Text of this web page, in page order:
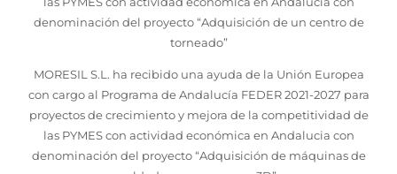
denominación del proyecto “Adquisición de un centro de
torneado”
MORESIL S.L. ha recibido una ayuda de la Unión Europea
con cargo al Programa de Andalucía FEDER 2021-2027 para
proyectos de crecimiento y mejora de la competitividad de
las PYMES con actividad económica en Andalucia con
denominación del proyecto “Adquisición de máquinas de